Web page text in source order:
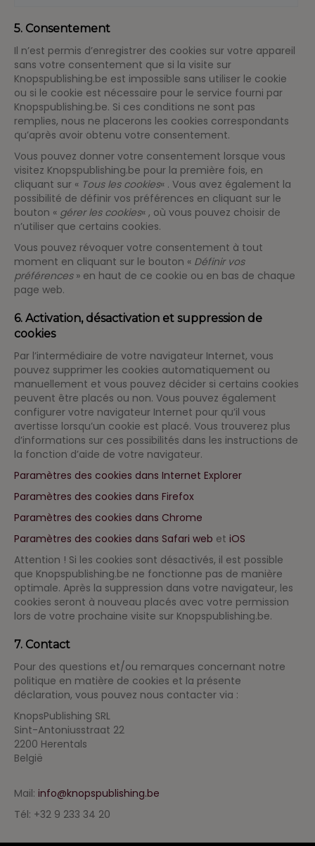
5. Consentement
Il n’est permis d’enregistrer des cookies sur votre appareil
sans votre consentement que si la visite sur
Knopspublishing.be est impossible sans utiliser le cookie
ou si le cookie est nécessaire pour le service fourni par
Knopspublishing.be. Si ces conditions ne sont pas
remplies, nous ne placerons les cookies correspondants
qu’après avoir obtenu votre consentement.
Vous pouvez donner votre consentement lorsque vous
visitez Knopspublishing.be pour la première fois, en
cliquant sur « Tous les cookies« . Vous avez également la
possibilité de définir vos préférences en cliquant sur le
bouton « gérer les cookies« , où vous pouvez choisir de
n’utiliser que certains cookies.
Vous pouvez révoquer votre consentement à tout
moment en cliquant sur le bouton « Définir vos
préférences» en haut de ce cookie ou en bas de chaque
page web.
6. Activation, désactivation et suppression de
cookies
Par l’intermédiaire de votre navigateur Internet, vous
pouvez supprimer les cookies automatiquement ou
manuellement et vous pouvez décider si certains cookies
peuvent être placés ou non. Vous pouvez également
configurer votre navigateur Internet pour qu’il vous
avertisse lorsqu’un cookie est placé. Vous trouverez plus
d’informations sur ces possibilités dans les instructions de
la fonction d’aide de votre navigateur.
Paramètres des cookies dans Internet Explorer
Paramètres des cookies dans Firefox
Paramètres des cookies dans Chrome
Paramètres des cookies dans Safari web et iOS
Attention ! Si les cookies sont désactivés, il est possible
que Knopspublishing.be ne fonctionne pas de manière
optimale. Après la suppression dans votre navigateur, les
cookies seront à nouveau placés avec votre permission
lors de votre prochaine visite sur Knopspublishing.be.
7. Contact
Pour des questions et/ou remarques concernant notre
politique en matière de cookies et la présente
déclaration, vous pouvez nous contacter via :
KnopsPublishing SRL
Sint-Antoniusstraat 22
2200 Herentals
België
Mail: info@knopspublishing.be
Tél: +32 9 233 34 20